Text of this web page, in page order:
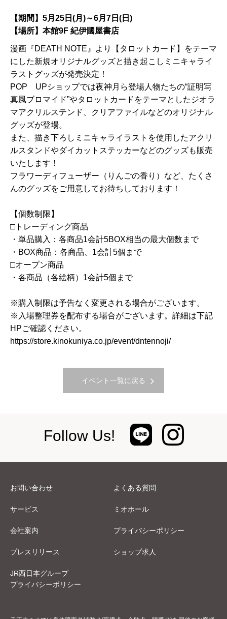
【期間】5月25日(月)～6月7日(日)
【場所】本館9F 紀伊國屋書店
漫画『DEATH NOTE』より【タロットカード】をテーマ
にした新規オリジナルグッズと描き起こしミニキャライ
ラストグッズが発売決定！
POP UPショップでは夜神月ら登場人物たちの“証明写
真風ブロマイド”やタロットカードをテーマとしたジオラ
マアクリルステンド、クリアファイルなどのオリジナル
グッズが登場。
また、描き下ろしミニキャライラストを使用したアクリ
ルスタンドやダイカットステッカーなどのグッズも販売
いたします！
フラワーディフューザー（りんごの香り）など、たくさ
んのグッズをご用意してお待ちしております！
【個数制限】
□トレーディング商品
・単品購入：各商品1会計5BOX相当の最大個数まで
・BOX商品：各商品、1会計5個まで
□オープン商品
・各商品（各絵柄）1会計5個まで
※購入制限は予告なく変更される場合がございます。
※入場整理券を配布する場合がございます。詳細は下記
HPご確認ください。
https://store.kinokuniya.co.jp/event/dntennoji/
イベント一覧に戻る
Follow Us!
お問い合わせ よくある質問
サービス ミオホール
会社案内 プライバシーポリシー
プレスリリース ショップ求人
JR西日本グループ
プライバシーポリシー